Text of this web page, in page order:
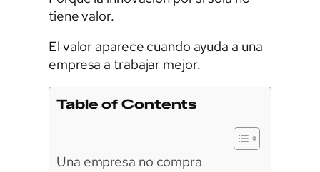
tiene valor.
El valor aparece cuando ayuda a una
empresa a trabajar mejor.
Table of Contents
Una empresa no compra